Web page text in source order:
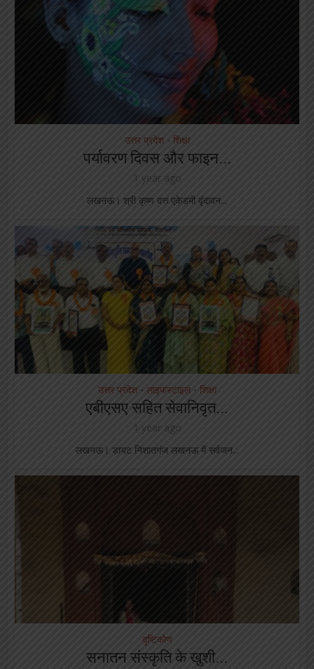
उत्तर प्रदेश • शिक्षा
पर्यावरण दिवस और फाइन...
1 year ago
लखनऊ। श्री कृष्ण दत्त एकेडमी वृंदावन...
उत्तर प्रदेश • लाइफस्टाइल • शिक्षा
एबीएसए सहित सेवानिवृत...
1 year ago
लखनऊ। डायट निशातगंज लखनऊ में सर्वजन...
दृष्टिकोण
सनातन संस्कृति के खुशी...